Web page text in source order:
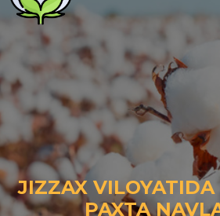
JIZZAX
PAXTA